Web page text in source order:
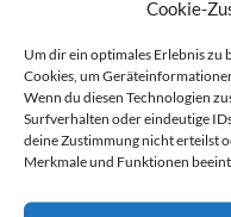
Cookie-
Um dir ein optimales Erlebnis zu
Cookies, um
Wenn du diesen Technologien
Surfverhalten oder eindeutige
deine Zustimmung nicht erteilst
Merkmale und Funktionen
Bjarki-6.jpg